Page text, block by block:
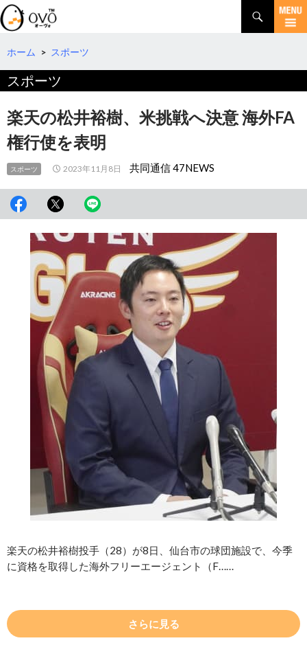
検
索
コ
テ
へ
移
動
ホーム > スポーツ
スポーツ
楽天の松井裕樹、米挑戦へ決意 海外FA
権行使を表明
スポーツ 2023年11月8日 共同通信 47NEWS
楽天の松井裕樹投手（28）が8日、仙台市の球団施設で、今季
に資格を取得した海外フリーエージェント（F……
さらに見る